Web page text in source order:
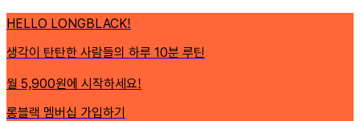
HELLO LONGBLACK!
생각이 탄탄한 사람들의 하루 10분 루틴
월 5,900원에 시작하세요!
롱블랙 멤버십 가입하기